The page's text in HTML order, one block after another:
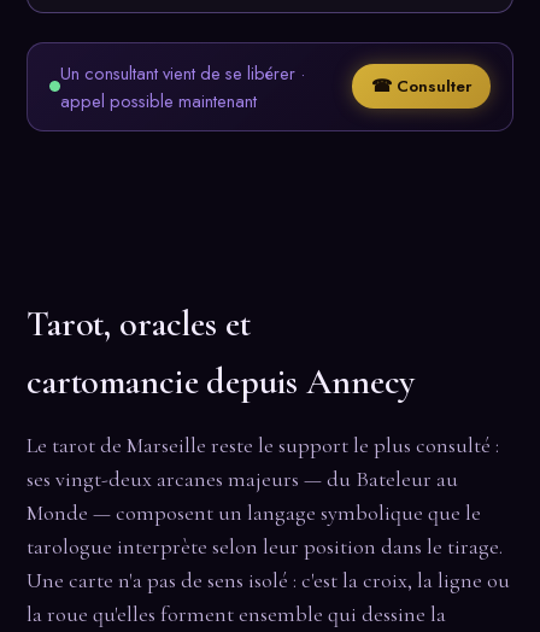
Un consultant vient de se libérer ·
appel possible maintenant
☎ Consulter
Tarot, oracles et
cartomancie depuis Annecy
Le tarot de Marseille reste le support le plus consulté :
ses vingt-deux arcanes majeurs — du Bateleur au
Monde — composent un langage symbolique que le
tarologue interprète selon leur position dans le tirage.
Une carte n'a pas de sens isolé : c'est la croix, la ligne ou
la roue qu'elles forment ensemble qui dessine la